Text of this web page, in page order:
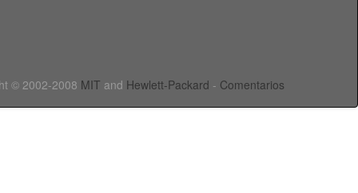
© 2002-2008 MIT and Hewlett-Packard - Comentarios